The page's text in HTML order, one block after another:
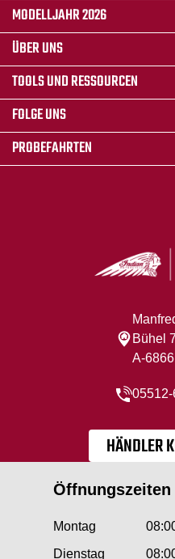
MODELLJAHR 2026
ÜBER UNS
TOOLS UND RESSOURCEN
FOLGE UNS
PROBEFAHRTEN
Bühel
A-
05512-
HÄNDLER
Öffnungszeiten
Montag
Dienstag